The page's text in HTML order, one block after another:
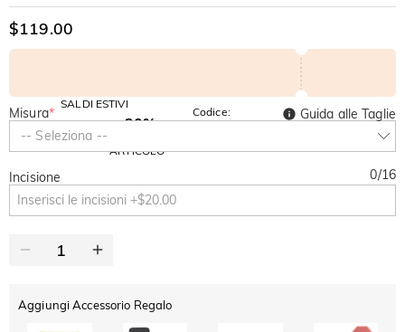
$119.00
SALDI ESTIVI
-10%
SU TUTTO
-30%
ARTICOLO
Codice:
SUMMER
Misura*
-- Seleziona --
Guida alle Taglie
Incisione 0/16
Aggiungi Accessorio Regalo